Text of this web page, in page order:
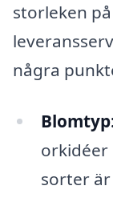
storleken
några
orkidéer
sorter